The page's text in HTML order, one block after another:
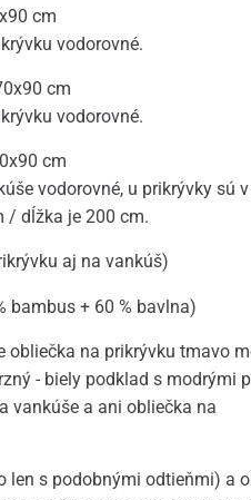
cm
vodorovné.
cm
vodorovné.
cm
vodorovné, u prikrývky sú
/ dĺžka je 200 cm.
aj na vankúš)
bambus + 60 % bavlna)
obliečka na prikrývku tmavo
- biely podklad s modrými
vankúše a ani obliečka na
len s podobnými odtieňmi) a